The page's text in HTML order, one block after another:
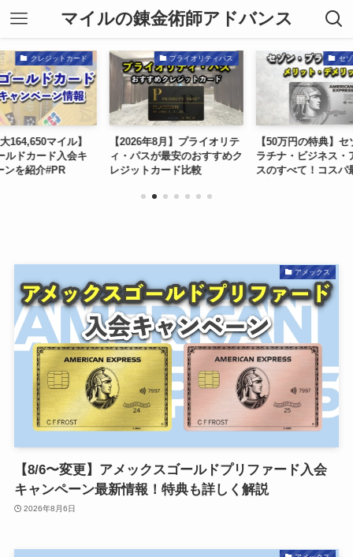
マイルの錬金術師アドバンス
クレジットカード
164,650マイル】
ルドカード入会キ
ンを紹介#PR
プライオリティパス
【2026年8月】プライオリテ
ィ・パスが最安のおすすめク
レジットカード比較
セ
【50万円の特典】セ
ラチナ・ビジネス・
スのすべて！コスパ
アメックス
【8/6〜変更】アメックスゴールドプリファード入会
キャンペーン最新情報！特典も詳しく解説
2026年8月6日